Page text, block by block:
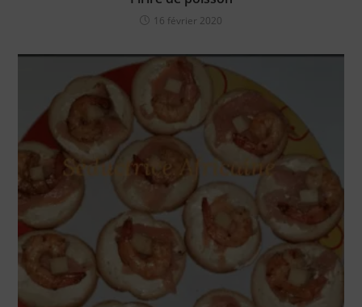
16 février 2020